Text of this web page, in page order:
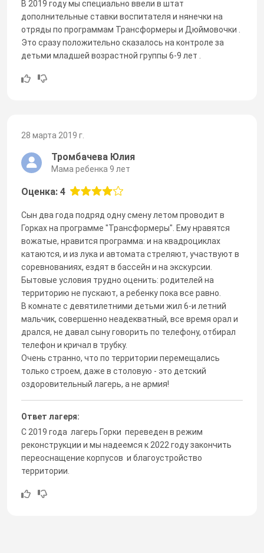
В 2019 году мы специально ввели в штат
дополнительные ставки воспитателя и нянечки на
отряды по программам Трансформеры и Дюймовочки .
Это сразу положительно сказалось на контроле за
детьми младшей возрастной группы 6-9 лет .
28 марта 2019 г.
Тромбачева Юлия
Мама ребенка 9 лет
Оценка: 4
Сын два года подряд одну смену летом проводит в
Горках на программе "Трансформеры". Ему нравятся
вожатые, нравится программа: и на квадроциклах
катаются, и из лука и автомата стреляют, участвуют в
соревнованиях, ездят в бассейн и на экскурсии.
Бытовые условия трудно оценить: родителей на
территорию не пускают, а ребенку пока все равно.
В комнате с девятилетними детьми жил 6-и летний
мальчик, совершенно неадекватный, все время орал и
дрался, не давал сыну говорить по телефону, отбирал
телефон и кричал в трубку.
Очень странно, что по территории перемещались
только строем, даже в столовую - это детский
оздоровительный лагерь, а не армия!
Ответ лагеря:
С 2019 года лагерь Горки переведен в режим
реконструкции и мы надеемся к 2022 году закончить
переоснащение корпусов и благоустройство
территории.